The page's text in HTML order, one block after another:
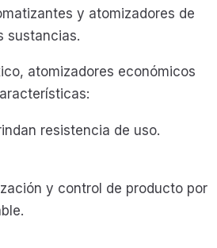
y atomizadores de
sustancias.
atomizadores económicos
resistencia de uso.
y control de producto por